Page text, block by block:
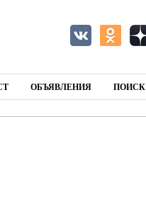
ОБЪЯВЛЕНИЯ ПОИСК